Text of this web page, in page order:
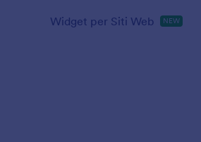
Widget per Siti Web NEW